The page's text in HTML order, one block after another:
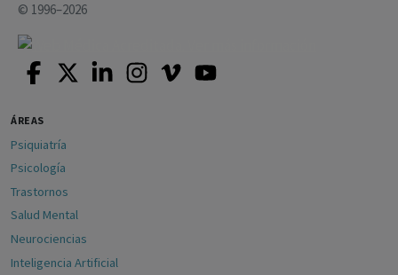
© 1996–2026
ÁREAS
Psiquiatría
Psicología
Trastornos
Salud Mental
Neurociencias
Inteligencia Artificial